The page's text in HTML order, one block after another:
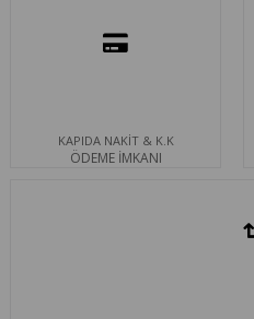
KAPIDA NAKİT & K.K
ÖDEME İMKANI